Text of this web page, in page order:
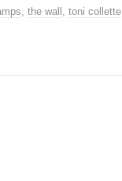
the wall toni collette